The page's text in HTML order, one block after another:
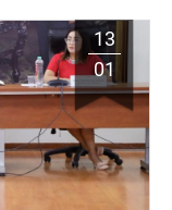
13
01